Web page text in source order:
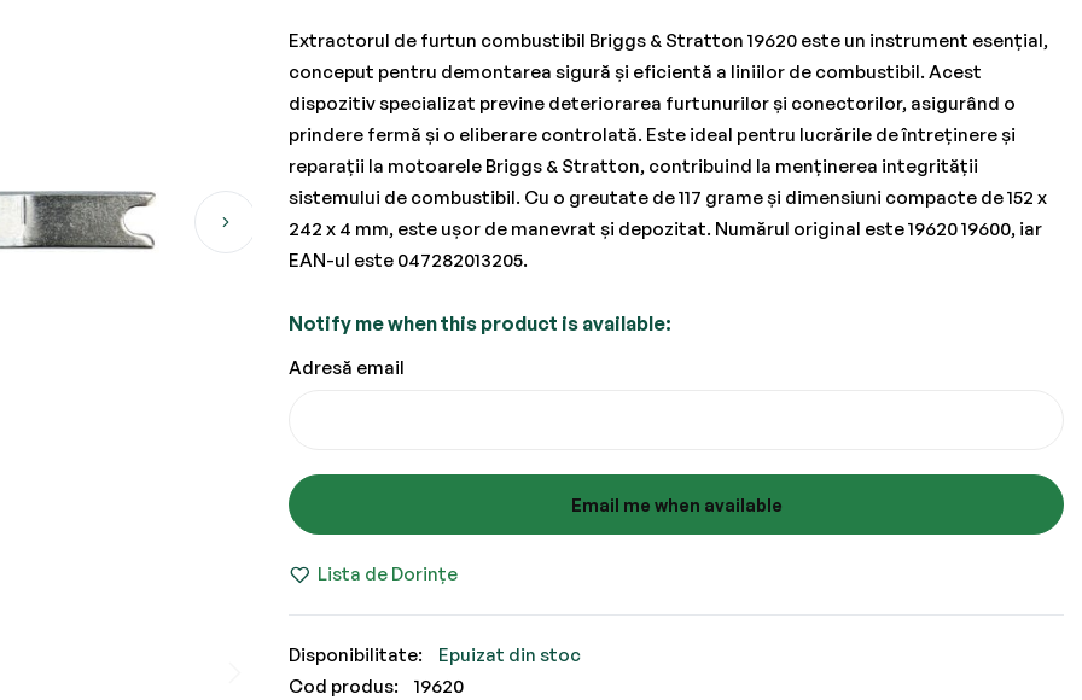
Extractorul de furtun combustibil Briggs & Stratton 19620 este un instrument esențial,
conceput pentru demontarea sigură și eficientă a liniilor de combustibil. Acest
dispozitiv specializat previne deteriorarea furtunurilor și conectorilor, asigurând o
prindere fermă și o eliberare controlată. Este ideal pentru lucrările de întreținere și
reparații la motoarele Briggs & Stratton, contribuind la menținerea integrității
sistemului de combustibil. Cu o greutate de 117 grame și dimensiuni compacte de 152 x
242 x 4 mm, este ușor de manevrat și depozitat. Numărul original este 19620 19600, iar
EAN-ul este 047282013205.
Notify me when this product is available:
Adresă email
Email me when available
Lista de Dorințe
Epuizat din stoc
Cod produs
19620